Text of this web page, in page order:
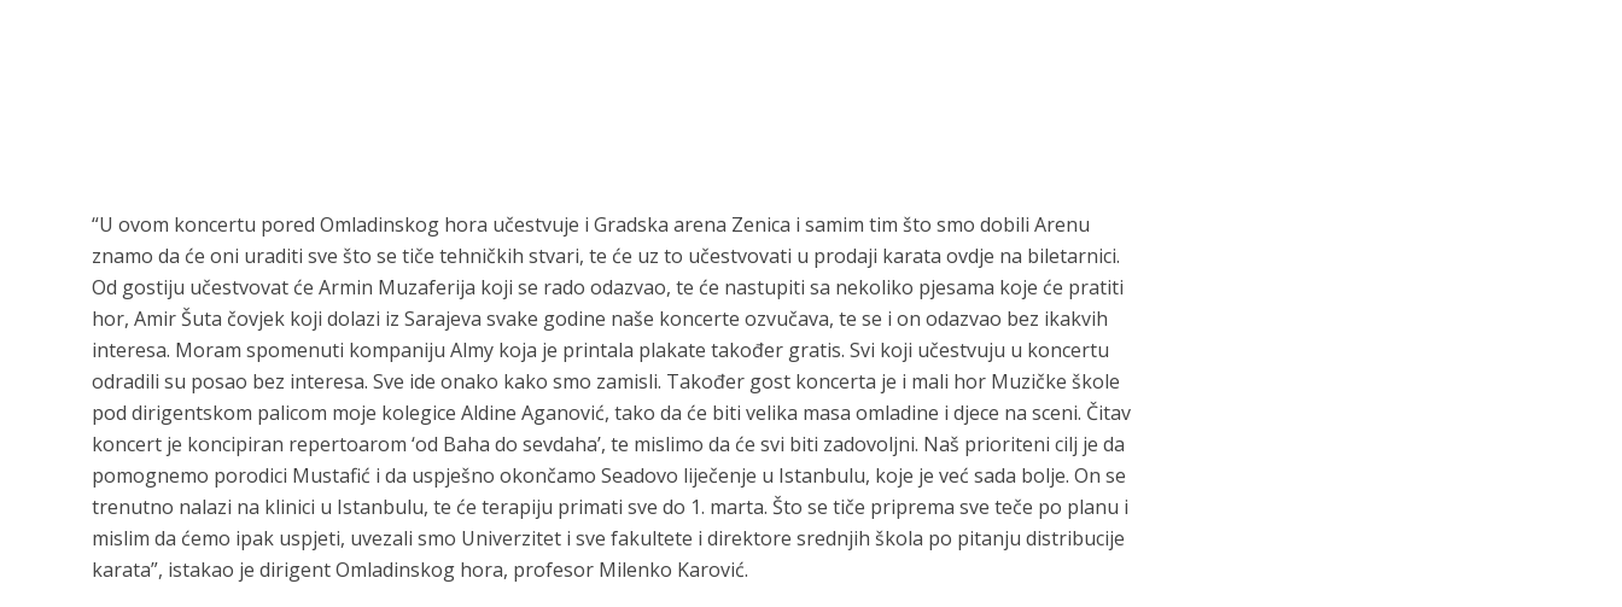
“U ovom koncertu pored Omladinskog hora učestvuje i Gradska arena Zenica i samim tim što smo dobili Arenu
znamo da će oni uraditi sve što se tiče tehničkih stvari, te će uz to učestvovati u prodaji karata ovdje na biletarnici.
Od gostiju učestvovat će Armin Muzaferija koji se rado odazvao, te će nastupiti sa nekoliko pjesama koje će pratiti
hor, Amir Šuta čovjek koji dolazi iz Sarajeva svake godine naše koncerte ozvučava, te se i on odazvao bez ikakvih
interesa. Moram spomenuti kompaniju Almy koja je printala plakate također gratis. Svi koji učestvuju u koncertu
odradili su posao bez interesa. Sve ide onako kako smo zamisli. Također gost koncerta je i mali hor Muzičke škole
pod dirigentskom palicom moje kolegice Aldine Aganović, tako da će biti velika masa omladine i djece na sceni. Čitav
koncert je koncipiran repertoarom ‘od Baha do sevdaha’, te mislimo da će svi biti zadovoljni. Naš prioriteni cilj je da
pomognemo porodici Mustafić i da uspješno okončamo Seadovo liječenje u Istanbulu, koje je već sada bolje. On se
trenutno nalazi na klinici u Istanbulu, te će terapiju primati sve do 1. marta. Što se tiče priprema sve teče po planu i
mislim da ćemo ipak uspjeti, uvezali smo Univerzitet i sve fakultete i direktore srednjih škola po pitanju distribucije
karata”, istakao je dirigent Omladinskog hora, profesor Milenko Karović.